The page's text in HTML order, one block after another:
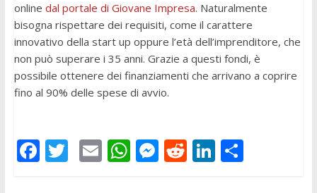
online dal portale di Giovane Impresa. Naturalmente
bisogna rispettare dei requisiti, come il carattere
innovativo della start up oppure l’età dell’imprenditore, che
non può superare i 35 anni. Grazie a questi fondi, è
possibile ottenere dei finanziamenti che arrivano a coprire
fino al 90% delle spese di avvio.
F T E W M R Li C